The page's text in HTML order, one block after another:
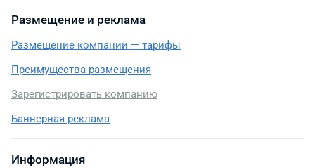
Размещение и реклама
Размещение компании — тарифы
Преимущества размещения
Зарегистрировать компанию
Баннерная реклама
Информация